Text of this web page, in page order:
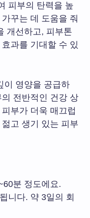
피부의 탄력을 높
꾸는 데 도움을 줘
개선하고, 피부톤
과를 기대할 수 있
이 영양을 공급하
전반적인 건강 상
부가 더욱 매끄럽
고 생기 있는 피부
분 정도에요.
니다. 약 3일의 회